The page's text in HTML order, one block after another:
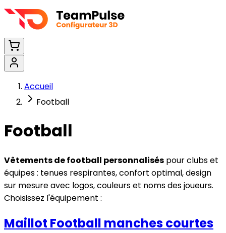
Accueil
Football
Football
Vêtements de football personnalisés pour clubs et
équipes : tenues respirantes, confort optimal, design
sur mesure avec logos, couleurs et noms des joueurs.
Choisissez l'équipement :
Maillot Football manches courtes